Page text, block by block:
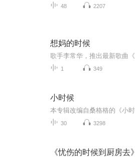
48 2207
想妈的时候
1 349
小时候
30 3298
《忧伤的时候到厨房去》